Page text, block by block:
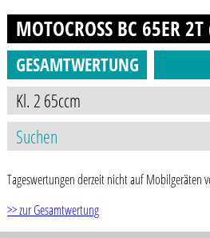
MOTOCROSS BC 65ER
GESAMTWERTUNG
Tageswertungen derzeit nicht auf Mobilgeräten
>> zur Gesamtwertung